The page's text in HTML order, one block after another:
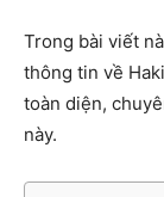
Trong bài viết
thông tin về
toàn diện,
này.